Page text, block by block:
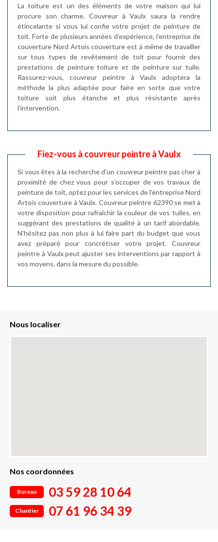
La toiture est un des éléments de votre maison qui lui
procure son charme. Couvreur à Vaulx saura la rendre
étincelante si vous lui confie votre projet de peinture de
toit. Forte de plusieurs années d’expérience, l’entreprise de
couverture Nord Artois couverture est à même de travailler
sur tous types de revêtement de toit pour fournir des
prestations de peinture toiture et de peinture sur tuile.
Rassurez-vous, couvreur peintre à Vaulx adoptera la
méthode la plus adaptée pour faire en sorte que votre
toiture soit plus étanche et plus résistante après
l’intervention.
Fiez-vous à couvreur peintre à Vaulx
Si vous êtes à la recherche d’un couvreur peintre pas cher à
proximité de chez vous pour s’occuper de vos travaux de
peinture de toit, optez pour les services de l’entreprise Nord
Artois couverture à Vaulx. Couvreur peintre 62390 se met à
votre disposition pour rafraîchir la couleur de vos tuiles, en
suggérant des prestations de qualité à un tarif abordable.
N’hésitez pas non plus à lui faire part du budget que vous
avez préparé pour concrétiser votre projet. Couvreur
peintre à Vaulx peut ajuster ses interventions par rapport à
vos moyens, dans la mesure du possible.
Nous localiser
Nos coordonnées
Bureau 03 59 28 10 64
Chantier 07 61 96 34 39